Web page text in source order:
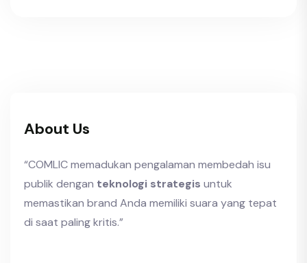
About Us
“COMLIC memadukan pengalaman membedah isu
publik dengan teknologi strategis untuk
memastikan brand Anda memiliki suara yang tepat
di saat paling kritis.”